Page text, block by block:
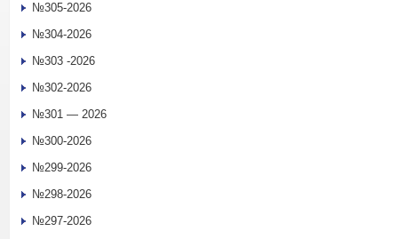
№305-2026
№304-2026
№303 -2026
№302-2026
№301 — 2026
№300-2026
№299-2026
№298-2026
№297-2026